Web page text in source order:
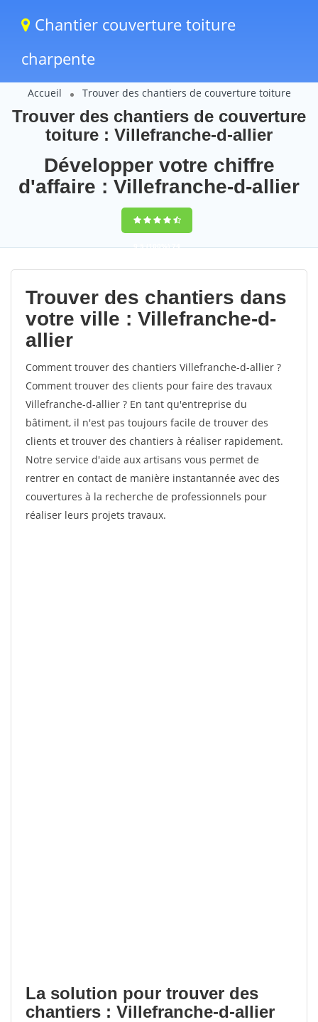
Chantier couverture toiture
charpente
Accueil Trouver des chantiers de couverture toiture
Trouver des chantiers de couverture
toiture : Villefranche-d-allier
Développer votre chiffre
d'affaire : Villefranche-d-allier
9,5(100%)74
votes
Trouver des chantiers dans
votre ville : Villefranche-d-
allier
Comment trouver des chantiers Villefranche-d-allier ?
Comment trouver des clients pour faire des travaux
Villefranche-d-allier ? En tant qu'entreprise du
bâtiment, il n'est pas toujours facile de trouver des
clients et trouver des chantiers à réaliser rapidement.
Notre service d'aide aux artisans vous permet de
rentrer en contact de manière instantannée avec des
couvertures à la recherche de professionnels pour
réaliser leurs projets travaux.
La solution pour trouver des
chantiers : Villefranche-d-allier